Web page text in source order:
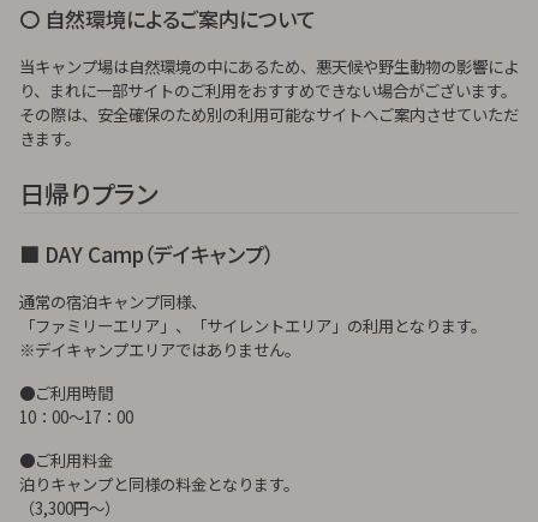
〇 自然環境によるご案内について
当キャンプ場は自然環境の中にあるため、悪天候や野生動物の影響によ
り、まれに一部サイトのご利用をおすすめできない場合がございます。
その際は、安全確保のため別の利用可能なサイトへご案内させていただ
きます。
日帰りプラン
■ DAY Camp（デイキャンプ）
通常の宿泊キャンプ同様、
「ファミリーエリア」、「サイレントエリア」の利用となります。
※デイキャンプエリアではありません。
●ご利用時間
10：00～17：00
●ご利用料金
泊りキャンプと同様の料金となります。
（3,300円～）